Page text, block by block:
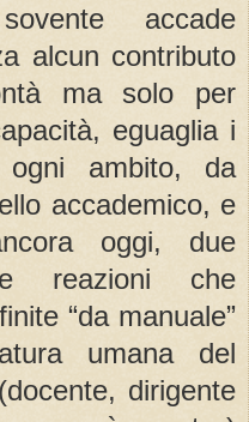
accade
alcun contributo
ma solo per
eguaglia i
ambito, da
accademico, e
oggi, due
reazioni che
“da manuale”
umana del
dirigente